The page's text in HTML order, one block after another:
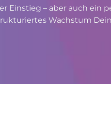
Einstieg – aber auch ein
Wachstum